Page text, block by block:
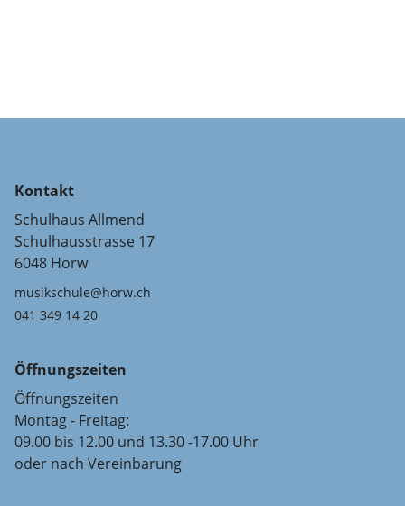
Kontakt
Schulhaus Allmend
Schulhausstrasse 17
6048 Horw
musikschule@horw.ch
041 349 14 20
Öffnungszeiten
Öffnungszeiten
Montag - Freitag:
09.00 bis 12.00 und 13.30 -17.00 Uhr
oder nach Vereinbarung